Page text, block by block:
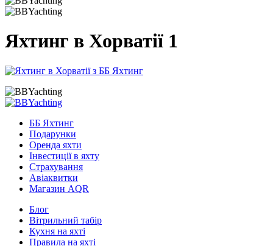
Яхтинг в Хорватії 1
ББ Яхтинг
Подарунки
Оренда яхти
Інвестиції в яхту
Страхування
Авіаквитки
Магазин AQR
Блог
Вітрильний табір
Кухня на яхті
Правила на яхті